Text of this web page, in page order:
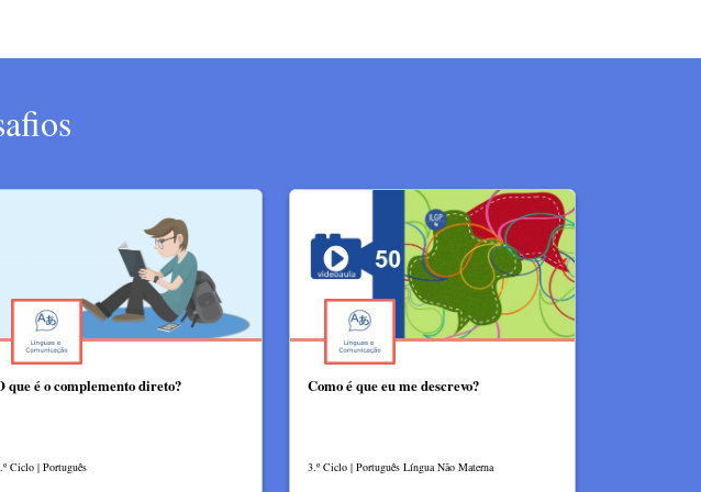
que é o complemento direto?
Ciclo | Português
Como é que eu me descrevo?
3.º Ciclo | Português Língua Não Materna